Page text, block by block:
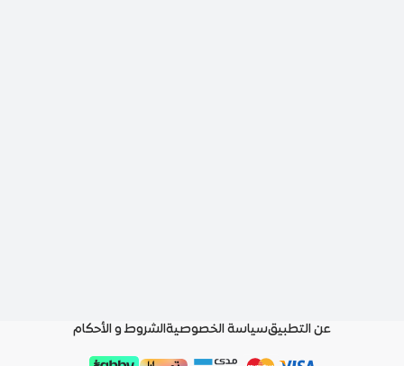
عن التطبيقسياسة الخصوصيةالشروط و الأحكام